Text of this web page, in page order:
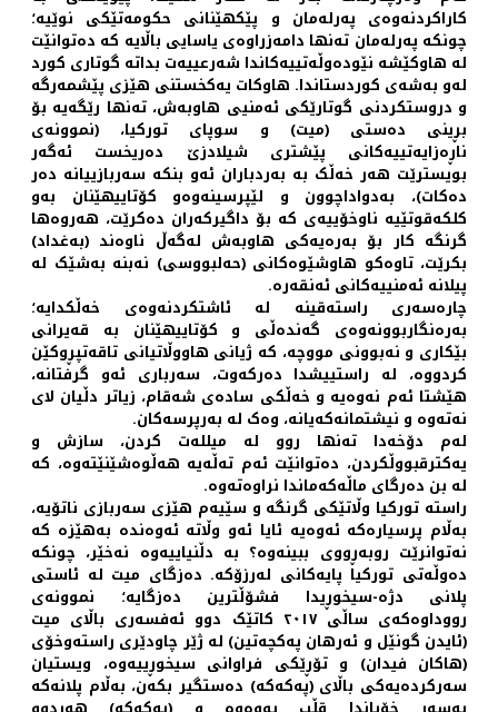
کاراکردنەوەی پەرلەمان و پێکهێنانی حکومەتێکی نوێیە؛
چونکە پەرلەمان تەنها دامەزراوەی یاسایی باڵایە کە دەتوانێت
لە هاوکێشە نێودەوڵەتییەکاندا شەرعییەت بداتە گوتاری کورد
لەو بەشەی کوردستاندا. هاوکات یەکخستنی هێزی پێشمەرگە
و دروستکردنی گوتارێکی ئەمنیی هاوبەش، تەنها رێگەیە بۆ
بڕینی دەستی (میت) و سوپای تورکیا، (نموونەی
ناڕەزایەتییەکانی پێشتری شیلادزێ دەریخست ئەگەر
بویسترێت هەر خەڵک بە بەردباران ئەو بنکە سەربازییانە دەر
دەکات)، بەدواداچوون و لێپرسینەوەو کۆتاییهێنان بەو
کلکەقوتێیە ناوخۆییەی کە بۆ داگیرکەران دەکرێت، هەروەها
گرنگە کار بۆ بەرەیەکی هاوبەش لەگەڵ ناوەند (بەغداد)
بکرێت، تاوەکو هاوشێوەکانی (حەلبووسی) نەبنە بەشێک لە
پیلانە ئەمنییەکانی ئەنقەرە.
چارەسەری راستەقینە لە ئاشتکردنەوەی خەڵکدایە؛
بەرەنگاربوونەوەی گەندەڵی و کۆتاییهێنان بە قەیرانی
بێکاری و نەبوونی مووچە، کە ژیانی هاووڵاتیانی تاقەتپڕوکێن
کردووە، لە راستییشدا دەرکەوت، سەرباری ئەو گرفتانە،
هێشتا ئەم نەوەیە و خەڵکی سادەی شەقام، زیاتر دڵیان لای
نەتەوە و نیشتمانەکەیانە، وەک لە بەرپرسەکان.
لەم دۆخەدا تەنها روو لە میللەت کردن، سازش و
یەکترقبووڵکردن، دەتوانێت ئەم تەڵەیە هەڵوەشێنێتەوە، کە
لە بن دەرگای ماڵەکەماندا نراوەتەوە.
راستە تورکیا وڵاتێکی گرنگە و سێیەم هێزی سەربازی ناتۆیە،
بەڵام پرسیارەکە ئەوەیە ئایا ئەو وڵاتە ئەوەندە بەهێزە کە
نەتوانرێت روبەڕووی ببینەوە؟ بە دڵنیاییەوە نەخێر، چونکە
دەوڵەتی تورکیا پایەکانی لەرزۆکە. دەزگای میت لە ئاستی
پلانی دژە-سیخوڕیدا فشۆڵترین دەزگایە؛ نموونەی
رووداوەکەی ساڵی ٢٠١٧ کاتێک دوو ئەفسەری باڵای میت
(ئایدن گونێل و ئەرهان پەکچەتین) لە ژێر چاودێری راستەوخۆی
(هاکان فیدان) و تۆڕێکی فراوانی سیخوڕییەوە، ویستیان
سەرکردەیەکی باڵای (پەکەکە) دەستگیر بکەن، بەڵام پلانەکە